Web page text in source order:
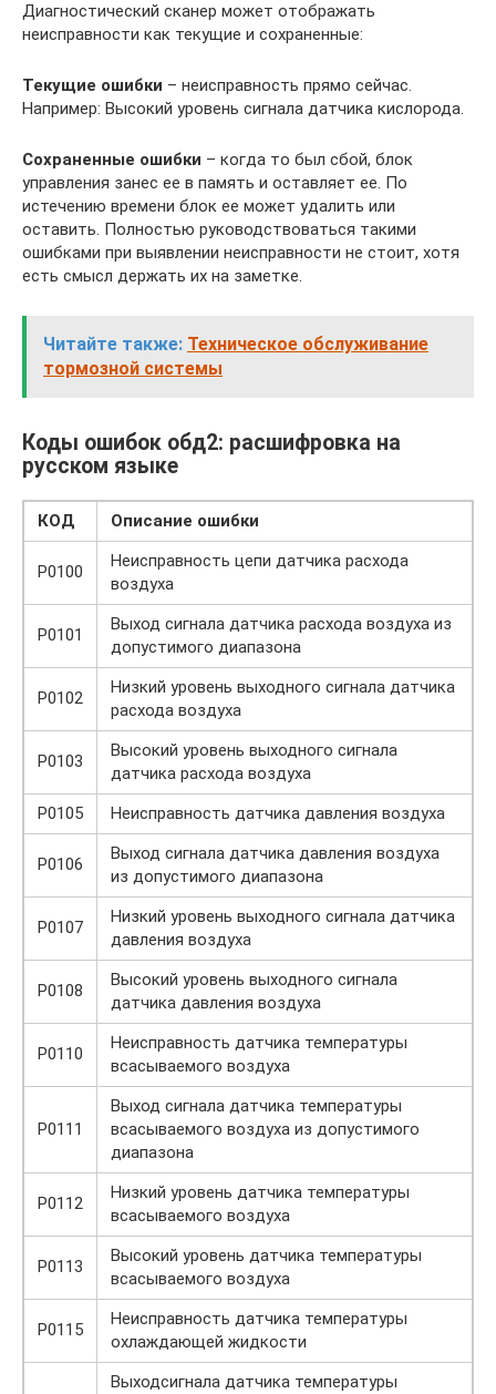
Диагностический сканер может отображать
неисправности как текущие и сохраненные:
Текущие ошибки – неисправность прямо сейчас.
Например: Высокий уровень сигнала датчика кислорода.
Сохраненные ошибки – когда то был сбой, блок
управления занес ее в память и оставляет ее. По
истечению времени блок ее может удалить или
оставить. Полностью руководствоваться такими
ошибками при выявлении неисправности не стоит, хотя
есть смысл держать их на заметке.
Читайте также: Техническое обслуживание
тормозной системы
Коды ошибок обд2: расшифровка на
русском языке
КОД Описание ошибки
P0100
Неисправность цепи датчика расхода
воздуха
P0101
Выход сигнала датчика расхода воздуха из
допустимого диапазона
P0102
Низкий уровень выходного сигнала датчика
расхода воздуха
P0103
Высокий уровень выходного сигнала
датчика расхода воздуха
P0105
Неисправность датчика давления воздуха
P0106
Выход сигнала датчика давления воздуха
из допустимого диапазона
P0107
Низкий уровень выходного сигнала датчика
давления воздуха
P0108
Высокий уровень выходного сигнала
датчика давления воздуха
P0110
Неисправность датчика температуры
всасываемого воздуха
P0111
Выход сигнала датчика температуры
всасываемого воздуха из допустимого
диапазона
P0112
Низкий уровень датчика температуры
всасываемого воздуха
P0113
Высокий уровень датчика температуры
всасываемого воздуха
P0115
Неисправность датчика температуры
охлаждающей жидкости
Выходсигнала датчика температуры